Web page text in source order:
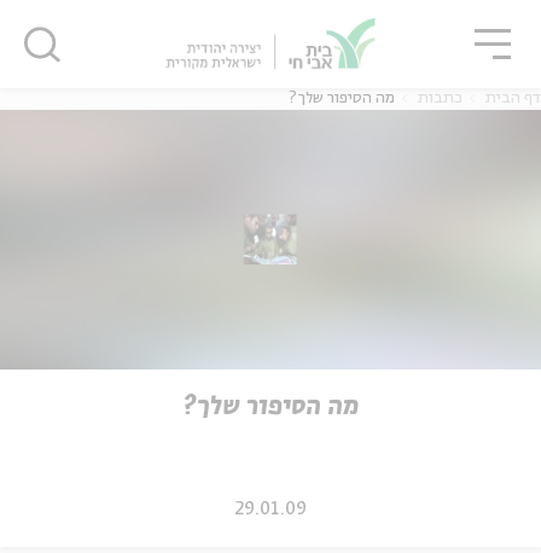
דף הבית כתבות מה הסיפור שלך?
מה הסיפור שלך?
29.01.09
סגור